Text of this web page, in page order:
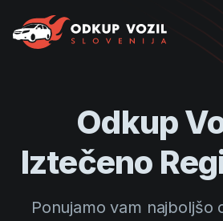
Lokacije Odkupa
Odkup
Iztečeno
Ponujamo vam najboljšo